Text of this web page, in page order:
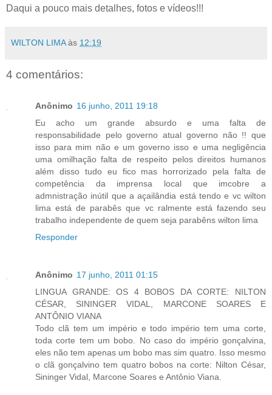
Daqui a pouco mais detalhes, fotos e vídeos!!!
WILTON LIMA às 12:19
4 comentários:
Anônimo 16 junho, 2011 19:18
Eu acho um grande absurdo e uma falta de
responsabilidade pelo governo atual governo não !! que
isso para mim não e um governo isso e uma negligência
uma omilhação falta de respeito pelos direitos humanos
além disso tudo eu fico mas horrorizado pela falta de
competência da imprensa local que imcobre a
admnistração inútil que a açailândia está tendo e vc wilton
lima está de parabês que vc ralmente está fazendo seu
trabalho independente de quem seja parabêns wilton lima
Responder
Anônimo 17 junho, 2011 01:15
LINGUA GRANDE: OS 4 BOBOS DA CORTE: NILTON
CÉSAR, SININGER VIDAL, MARCONE SOARES E
ANTÔNIO VIANA
Todo clã tem um império e todo império tem uma corte,
toda corte tem um bobo. No caso do império gonçalvina,
eles não tem apenas um bobo mas sim quatro. Isso mesmo
o clã gonçalvino tem quatro bobos na corte: Nilton César,
Sininger Vidal, Marcone Soares e Antônio Viana.